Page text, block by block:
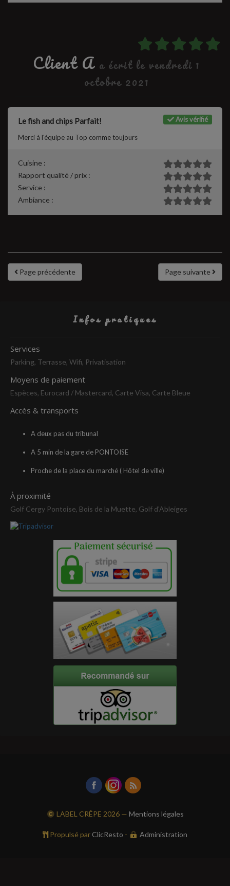
Client A a écrit le vendredi 1
octobre 2021
Avis vérifié
Le fish and chips Parfait!
Merci à l'équipe au Top comme toujours
Cuisine :
Rapport qualité / prix :
Service :
Ambiance :
Page suivante
Page précédente
Infos pratiques
Services
Parking, Terrasse, Wifi, Privatisation
Moyens de paiement
Espèces, Eurocard / Mastercard, Carte Visa, Carte Bleue
Accès & transports
A deux pas du tribunal
A 5 min de la gare de PONTOISE
Proche de la place du marché ( Hôtel de ville)
À proximité
Golf Cergy Pontoise, Bois de la Muette, Golf d'Ableiges
LABEL CRÊPE 2026 —Mentions légales
Propulsé par ClicResto - Administration